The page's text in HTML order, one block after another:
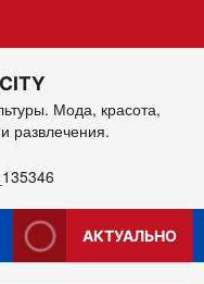
Мода, красота,
развлечения.
АКТУАЛЬНО